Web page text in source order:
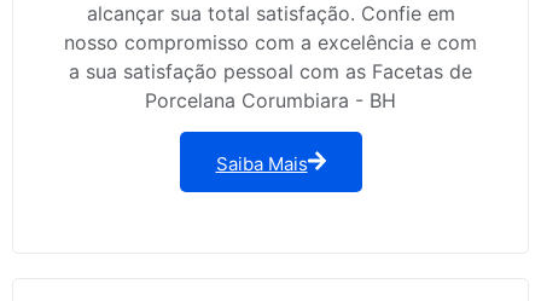
alcançar sua total satisfação. Confie em
nosso compromisso com a excelência e com
a sua satisfação pessoal com as Facetas de
Porcelana Corumbiara - BH
Saiba Mais